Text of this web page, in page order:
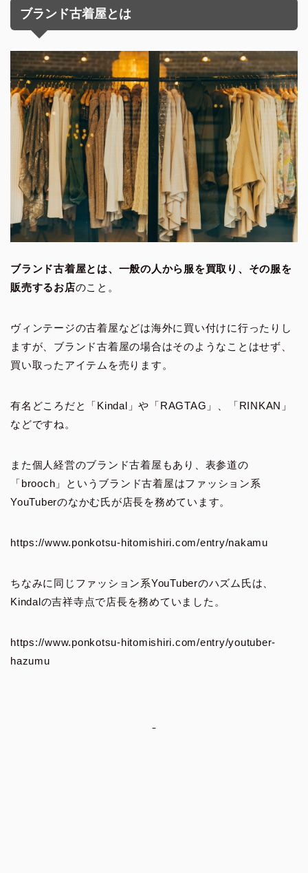
ブランド古着屋とは
ブランド古着屋とは、一般の人から服を買取り、その服を
販売するお店のこと。
ヴィンテージの古着屋などは海外に買い付けに行ったりし
ますが、ブランド古着屋の場合はそのようなことはせず、
買い取ったアイテムを売ります。
有名どころだと「Kindal」や「RAGTAG」、「RINKAN」
などですね。
また個人経営のブランド古着屋もあり、表参道の
「brooch」というブランド古着屋はファッション系
YouTuberのなかむ氏が店長を務めています。
https://www.ponkotsu-hitomishiri.com/entry/nakamu
ちなみに同じファッション系YouTuberのハズム氏は、
Kindalの吉祥寺点で店長を務めていました。
https://www.ponkotsu-hitomishiri.com/entry/youtuber-
hazumu